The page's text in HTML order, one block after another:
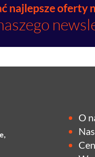
najlepsze oferty
O